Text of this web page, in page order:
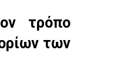
τρόπο
των